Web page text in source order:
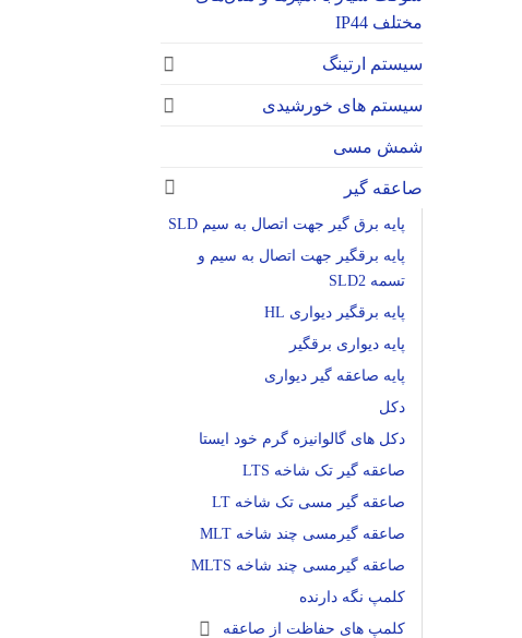
مختلف IP44
سیستم ارتینگ
سیستم های خورشیدی
شمش مسی
صاعقه گیر
پایه برق گیر جهت اتصال به سیم SLD
پایه برقگیر جهت اتصال به سیم و
تسمه SLD2
پایه برقگیر دیواری HL
پایه دیواری برقگیر
پایه صاعقه گیر دیواری
دکل
دکل های گالوانیزه گرم خود ایستا
صاعقه گیر تک شاخه LTS
صاعقه گیر مسی تک شاخه LT
صاعقه گیرمسی چند شاخه MLT
صاعقه گیرمسی چند شاخه MLTS
کلمپ نگه دارنده
کلمپ های حفاظت از صاعقه